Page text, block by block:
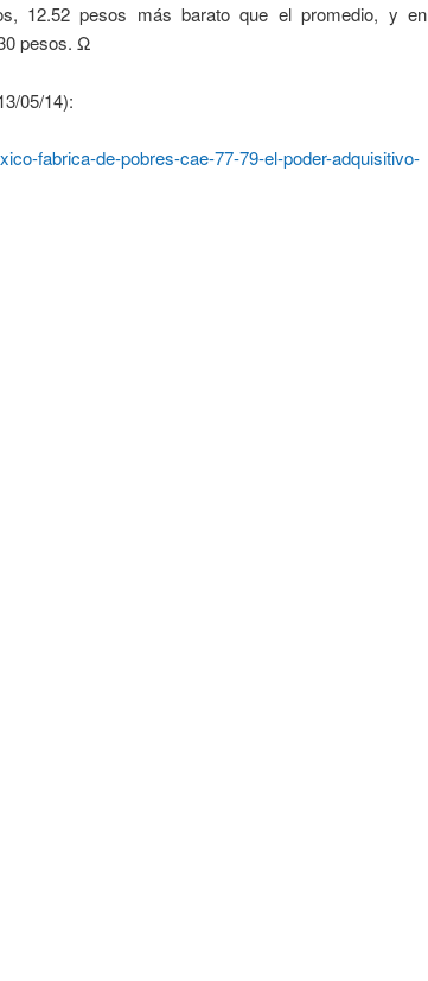
12.52 pesos más barato que el promedio, y en
pesos. Ω
05/14):
fabrica-de-pobres-cae-77-79-el-poder-adquisitivo-